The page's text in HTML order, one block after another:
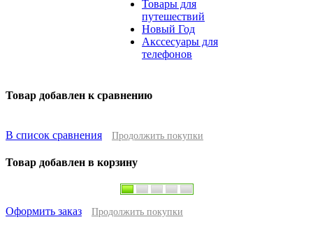
Товары для
путешествий
Новый Год
Акссесуары для
телефонов
Товар добавлен к сравнению
В список сравнения Продолжить покупки
Товар добавлен в корзину
Оформить заказ Продолжить покупки